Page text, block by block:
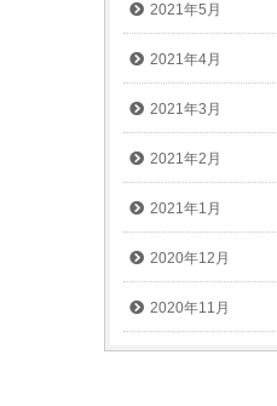
2021年5月
2021年4月
2021年3月
2021年2月
2021年1月
2020年12月
2020年11月